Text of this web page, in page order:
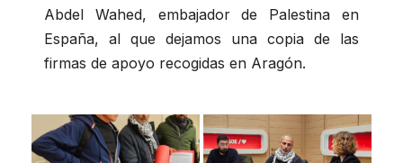
Abdel Wahed, embajador de Palestina en
España, al que dejamos una copia de las
firmas de apoyo recogidas en Aragón.